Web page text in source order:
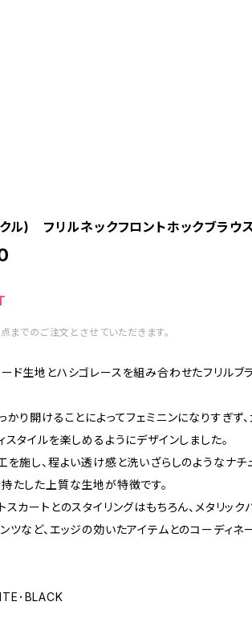
ル) フリルネックフロントホックブラウ
までのご注文とさせていただきます。
ド生地とハシゴレースを組み合わせたフリルブ
かり開けることによってフェミニンになりすぎず
スタイルを楽しめるようにデザインしました。
を施し、程よい透け感と洗いざらしのようなナチ
たした上質な生地が特徴です。
スカートとのスタイリングはもちろん、メタリック
ツなど、エッジの効いたアイテムとのコーディネ
･BLACK